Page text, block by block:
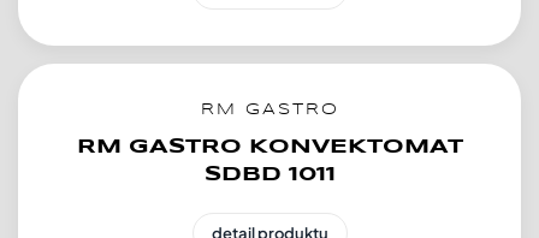
RM GASTRO
RM GASTRO KONVEKTOMAT
SDBD 1011
detail produktu